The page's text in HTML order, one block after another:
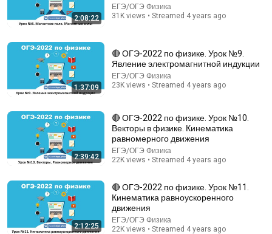
физика
ЕГЭ/ОГЭ Физика 18K views
2:08:22
ЕГЭ/ОГЭ Физика
31K views • Streamed 4 years ago
1:37:09
🔴 ОГЭ-2022 по физике. Урок №9.
Явление электромагнитной индукции
ЕГЭ/ОГЭ Физика
23K views • Streamed 4 years ago
2:39:42
🔴 ОГЭ-2022 по физике. Урок №10.
Векторы в физике. Кинематика
равномерного движения
ЕГЭ/ОГЭ Физика
22K views • Streamed 4 years ago
2:12:25
🔴 ОГЭ-2022 по физике. Урок №11.
Кинематика равноускоренного
движения
ЕГЭ/ОГЭ Физика
22K views • Streamed 4 years ago